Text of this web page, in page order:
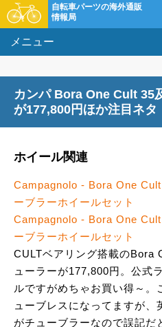
自転車パーツの海外通販
情報局
メニュー
タレコミ
クーポン
カンパ Bora One Cult 35
が177,800円ほか注目ネタ
ホイール関連
Campagnolo - Bora One
ーブラーホイールセット
Campagnolo - Bora One
ーブラーホイールセット
CULTベアリング搭載のBora
ューラーが177,800円。公式
ルですがめちゃお買い得～。
ューブレスになってますが
がチューブラーなので誤記だ